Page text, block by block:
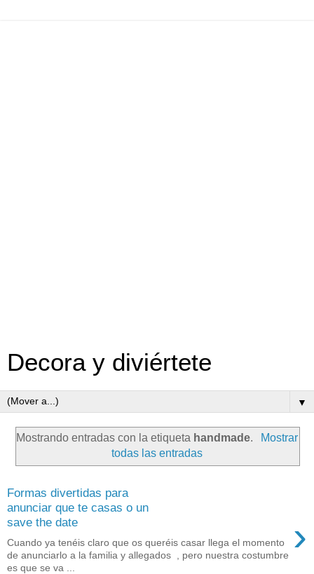
Decora y diviértete
▼
Mostrando entradas con la etiqueta handmade.
Mostrar
todas las entradas
Formas divertidas para
anunciar que te casas o un
save the date
›
Cuando ya tenéis claro que os queréis casar llega el momento
de anunciarlo a la familia y allegados , pero nuestra costumbre
es que se va ...